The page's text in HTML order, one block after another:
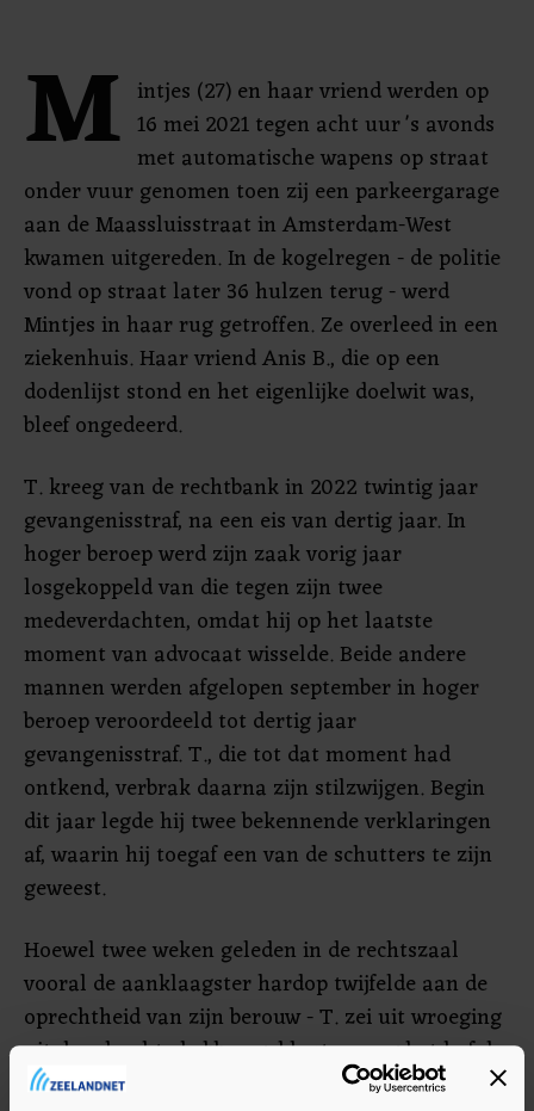
M intjes (27) en haar vriend werden op
16 mei 2021 tegen acht uur 's avonds
met automatische wapens op straat
onder vuur genomen toen zij een parkeergarage
aan de Maassluisstraat in Amsterdam-West
kwamen uitgereden. In de kogelregen - de politie
vond op straat later 36 hulzen terug - werd
Mintjes in haar rug getroffen. Ze overleed in een
ziekenhuis. Haar vriend Anis B., die op een
dodenlijst stond en het eigenlijke doelwit was,
bleef ongedeerd.
T. kreeg van de rechtbank in 2022 twintig jaar
gevangenisstraf, na een eis van dertig jaar. In
hoger beroep werd zijn zaak vorig jaar
losgekoppeld van die tegen zijn twee
medeverdachten, omdat hij op het laatste
moment van advocaat wisselde. Beide andere
mannen werden afgelopen september in hoger
beroep veroordeeld tot dertig jaar
gevangenisstraf. T., die tot dat moment had
ontkend, verbrak daarna zijn stilzwijgen. Begin
dit jaar legde hij twee bekennende verklaringen
af, waarin hij toegaf een van de schutters te zijn
geweest.
Hoewel twee weken geleden in de rechtszaal
vooral de aanklaagster hardop twijfelde aan de
oprechtheid van zijn berouw - T. zei uit wroeging
uit de school te hebben geklapt - woog het hof de
bekentenis in het voordeel van de schutter mee